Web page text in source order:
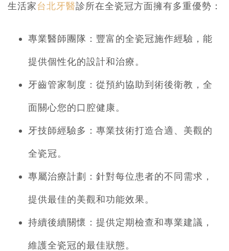
生活家台北牙醫診所在全瓷冠方面擁有多重優勢：
專業醫師團隊：豐富的全瓷冠施作經驗，能
提供個性化的設計和治療。
牙齒管家制度：從預約協助到術後衛教，全
面關心您的口腔健康。
牙技師經驗多：專業技術打造合適、美觀的
全瓷冠。
專屬治療計劃：針對每位患者的不同需求，
提供最佳的美觀和功能效果。
持續後續關懷：提供定期檢查和專業建議，
維護全瓷冠的最佳狀態。